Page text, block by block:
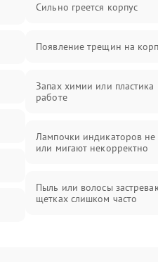
Сильно греется корпус
Появление трещин на
Запах химии или пластика
работе
Лампочки индикаторов не
или мигают некорректно
Пыль или волосы
щетках слишком часто